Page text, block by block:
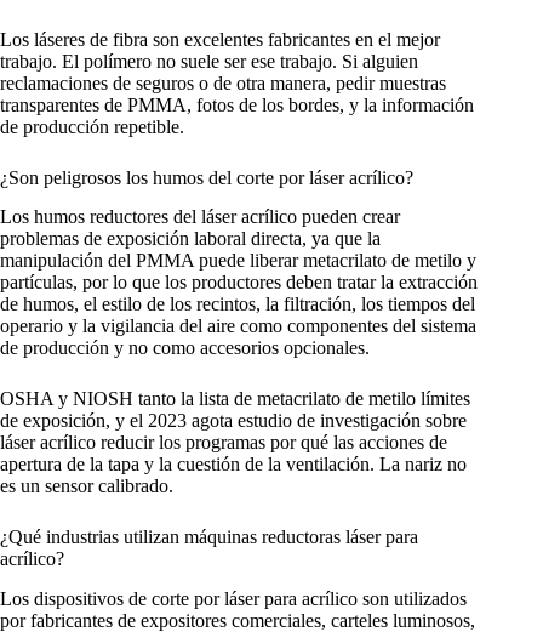
Los láseres de fibra son excelentes fabricantes en el mejor
trabajo. El polímero no suele ser ese trabajo. Si alguien
reclamaciones de seguros o de otra manera, pedir muestras
transparentes de PMMA, fotos de los bordes, y la información
de producción repetible.
¿Son peligrosos los humos del corte por láser acrílico?
Los humos reductores del láser acrílico pueden crear
problemas de exposición laboral directa, ya que la
manipulación del PMMA puede liberar metacrilato de metilo y
partículas, por lo que los productores deben tratar la extracción
de humos, el estilo de los recintos, la filtración, los tiempos del
operario y la vigilancia del aire como componentes del sistema
de producción y no como accesorios opcionales.
OSHA y NIOSH tanto la lista de metacrilato de metilo límites
de exposición, y el 2023 agota estudio de investigación sobre
láser acrílico reducir los programas por qué las acciones de
apertura de la tapa y la cuestión de la ventilación. La nariz no
es un sensor calibrado.
¿Qué industrias utilizan máquinas reductoras láser para
acrílico?
Los dispositivos de corte por láser para acrílico son utilizados
por fabricantes de expositores comerciales, carteles luminosos,